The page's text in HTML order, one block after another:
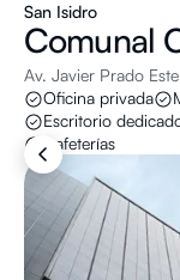
San Isidro
Comunal
Av. Javier Prado
Oficina privada
Escritorio
Cafeterías